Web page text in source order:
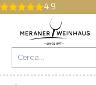
4.9